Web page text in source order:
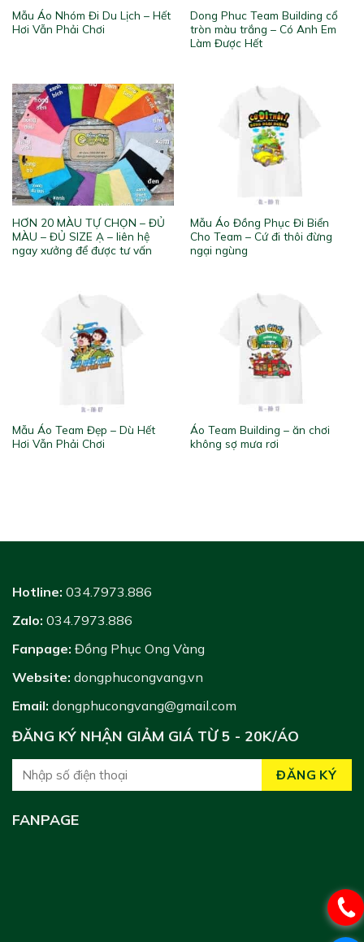
Mẫu Áo Nhóm Đi Du Lịch – Hết
Hơi Vẫn Phải Chơi
Dong Phuc Team Building cổ
tròn màu trắng – Có Anh Em
Làm Được Hết
HƠN 20 MÀU TỰ CHỌN – ĐỦ
MÀU – ĐỦ SIZE Ạ – liên hệ
ngay xưởng để được tư vấn
Mẫu Áo Đồng Phục Đi Biển
Cho Team – Cứ đi thôi đừng
ngại ngùng
Mẫu Áo Team Đẹp – Dù Hết
Hơi Vẫn Phải Chơi
Áo Team Building – ăn chơi
không sợ mưa rơi
Hotline: 034.7973.886
Zalo: 034.7973.886
Fanpage: Đồng Phục Ong Vàng
Website: dongphucongvang.vn
Email: dongphucongvang@gmail.com
ĐĂNG KÝ NHẬN GIẢM GIÁ TỪ 5 - 20K/ÁO
FANPAGE